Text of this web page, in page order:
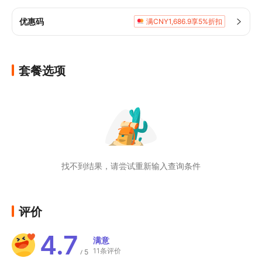
☆完全包场，推荐给想按照自己步调享受的
人。
☆免费赠送照片、视频资料！
等的笔记(^^)
优惠码 满CNY1,686.9享5%折扣
套餐选项
找不到结果，请尝试重新输入查询条件
评价
4.7 / 5
满意
11条评价